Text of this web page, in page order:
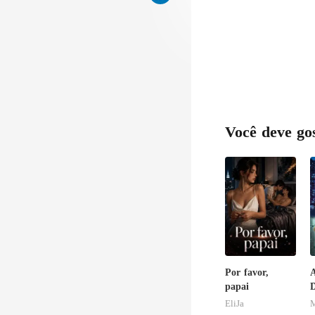
Você deve
Por favor,
papai
EliJa